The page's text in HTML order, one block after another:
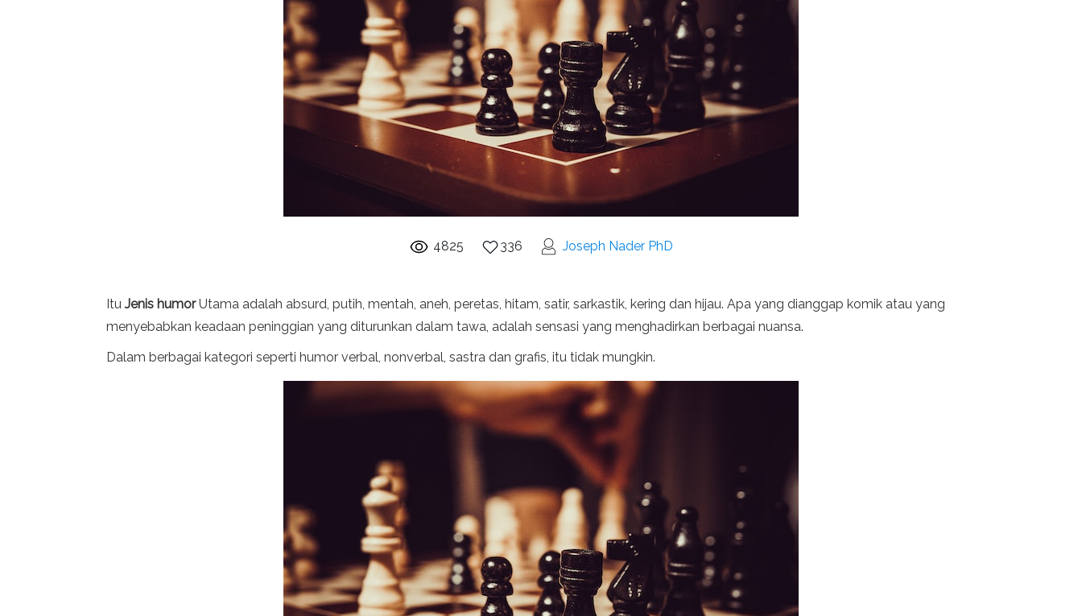
4825 336 Joseph Nader PhD
Itu Jenis humorUtama adalah absurd, putih, mentah, aneh, peretas, hitam, satir, sarkastik, kering dan hijau. Apa yang dianggap komik atau yang
menyebabkan keadaan peninggian yang diturunkan dalam tawa, adalah sensasi yang menghadirkan berbagai nuansa.
Dalam berbagai kategori seperti humor verbal, nonverbal, sastra dan grafis, itu tidak mungkin.